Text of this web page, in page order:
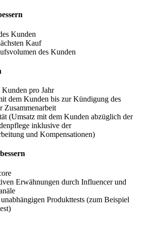
Kunden
Kauf
des Kunden
pro Jahr
dem Kunden bis zur Kündigung des
Zusammenarbeit
(Umsatz mit dem Kunden abzüglich der
inklusive der
und Kompensationen)
Erwähnungen durch Influencer und
Produkttests (zum Beispiel